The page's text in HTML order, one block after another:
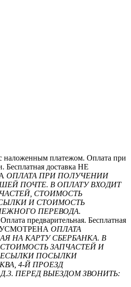
наложенным платежом. Оплата при
Бесплатная доставка НЕ
ОПЛАТА ПРИ ПОЛУЧЕНИИ
ПОЧТЕ. В ОПЛАТУ ВХОДИТ
СТОИМОСТЬ
И СТОИМОСТЬ
ПЕРЕВОДА.
предварительная. Бесплатная
ОПЛАТА
НА КАРТУ СБЕРБАНКА. В
ЗАПЧАСТЕЙ И
ПОСЫЛКИ
4-Й ПРОЕЗД
ПЕРЕД ВЫЕЗДОМ ЗВОНИТЬ: